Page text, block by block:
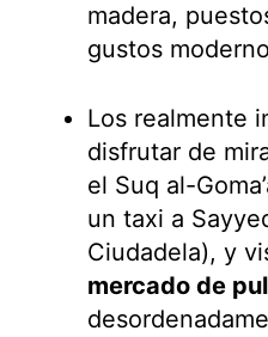
madera,
gustos
Los realmente
disfrutar de
el Suq al-
un taxi a
Ciudadela), y
mercado de